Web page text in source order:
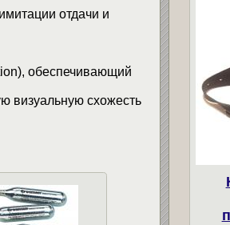
отдачи и
обеспечивающий
визуальную схожесть